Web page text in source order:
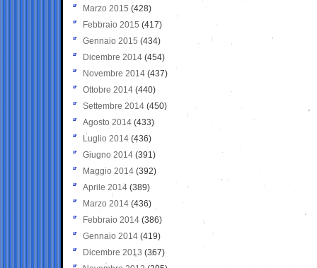
Marzo 2015 (428)
Febbraio 2015 (417)
Gennaio 2015 (434)
Dicembre 2014 (454)
Novembre 2014 (437)
Ottobre 2014 (440)
Settembre 2014 (450)
Agosto 2014 (433)
Luglio 2014 (436)
Giugno 2014 (391)
Maggio 2014 (392)
Aprile 2014 (389)
Marzo 2014 (436)
Febbraio 2014 (386)
Gennaio 2014 (419)
Dicembre 2013 (367)